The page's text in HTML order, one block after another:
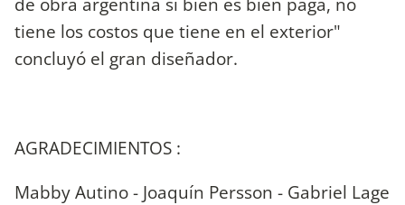
tiene los costos que tiene en el exterior"
concluyó el gran diseñador.
AGRADECIMIENTOS :
Mabby Autino - Joaquín Persson - Gabriel Lage